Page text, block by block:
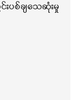
းပစ်ချသေဆုံးမှု